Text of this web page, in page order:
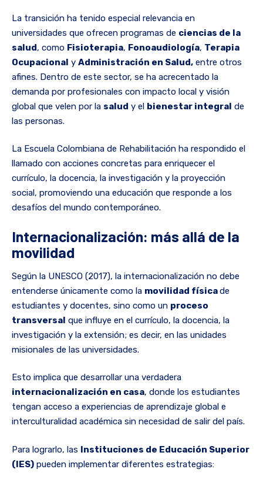
La transición ha tenido especial relevancia en
universidades que ofrecen programas de ciencias de la
salud, como Fisioterapia, Fonoaudiología, Terapia
Ocupacional y Administración en Salud, entre otros
afines. Dentro de este sector, se ha acrecentado la
demanda por profesionales con impacto local y visión
global que velen por la salud y el bienestar integral de
las personas.
La Escuela Colombiana de Rehabilitación ha respondido el
llamado con acciones concretas para enriquecer el
currículo, la docencia, la investigación y la proyección
social, promoviendo una educación que responde a los
desafíos del mundo contemporáneo.
Internacionalización: más allá de la
movilidad
Según la UNESCO (2017), la internacionalización no debe
entenderse únicamente como la movilidad físicade
estudiantes y docentes, sino como un proceso
transversal que influye en el currículo, la docencia, la
investigación y la extensión; es decir, en las unidades
misionales de las universidades.
Esto implica que desarrollar una verdadera
internacionalización en casa, donde los estudiantes
tengan acceso a experiencias de aprendizaje global e
interculturalidad académica sin necesidad de salir del país.
Para lograrlo, las Instituciones de Educación Superior
(IES) pueden implementar diferentes estrategias: